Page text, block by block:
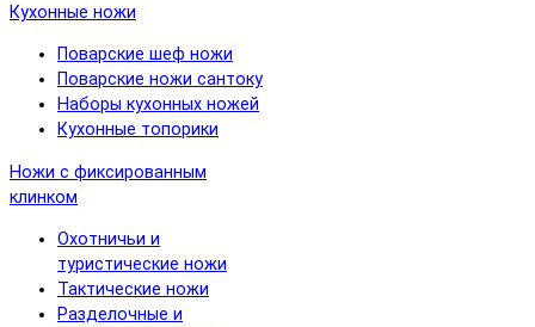
Кухонные ножи
Поварские шеф ножи
Поварские ножи сантоку
Наборы кухонных ножей
Кухонные топорики
Ножи с фиксированным
клинком
Охотничьи и
туристические ножи
Тактические ножи
Разделочные и